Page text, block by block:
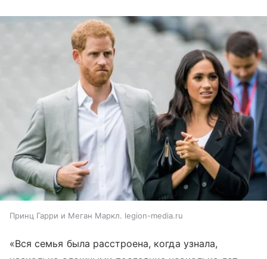
Принц Гарри и Меган Маркл. legion-media.ru
«Вся семья была расстроена, когда узнала,